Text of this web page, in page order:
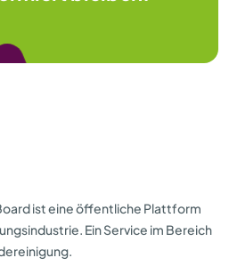
ist eine öffentliche Plattform
Ein Service im Bereich